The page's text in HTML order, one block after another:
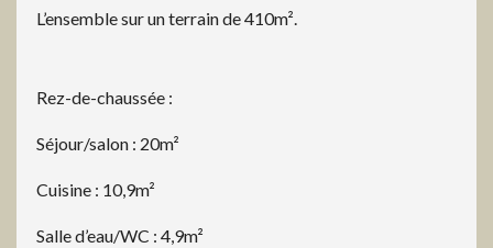
L’ensemble sur un terrain de 410m².
Rez-de-chaussée :
Séjour/salon : 20m²
Cuisine : 10,9m²
Salle d’eau/WC : 4,9m²